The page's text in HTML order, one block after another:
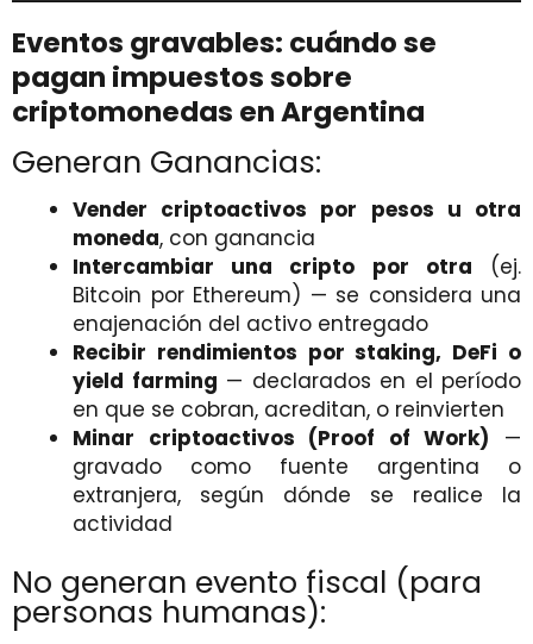
Eventos gravables: cuándo se
pagan impuestos sobre
criptomonedas en Argentina
Generan Ganancias:
Vender criptoactivos por pesos u otra
moneda, con ganancia
Intercambiar una cripto por otra (ej.
Bitcoin por Ethereum) — se considera una
enajenación del activo entregado
Recibir rendimientos por staking, DeFi o
yield farming — declarados en el período
en que se cobran, acreditan, o reinvierten
Minar criptoactivos (Proof of Work) —
gravado como fuente argentina o
extranjera, según dónde se realice la
actividad
No generan evento fiscal (para
personas humanas):